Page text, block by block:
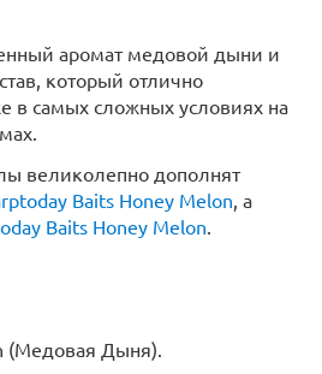
аромат медовой дыни и
который отлично
в самых сложных условиях на
великолепно дополнят
Baits Honey Melon, а
Baits Honey Melon.
(Медовая Дыня).